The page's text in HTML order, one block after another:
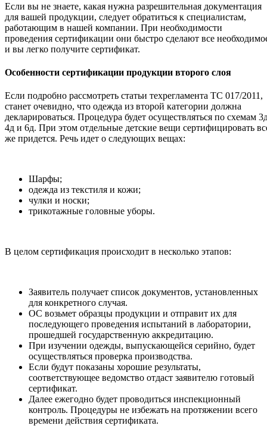
Если вы не знаете, какая нужна разрешительная документация
для вашей продукции, следует обратиться к специалистам,
работающим в нашей компании. При необходимости
проведения сертификации они быстро сделают все
и вы легко получите сертификат.
Особенности сертификации продукции второго слоя
Если подробно рассмотреть статьи техрегламента ТС 017/2011,
станет очевидно, что одежда из второй категории должна
декларироваться. Процедура будет осуществляться по схемам
4д и 6д. При этом отдельные детские вещи сертифицировать
же придется. Речь идет о следующих вещах:
Шарфы;
одежда из текстиля и кожи;
чулки и носки;
трикотажные головные уборы.
В целом сертификация происходит в несколько этапов:
Заявитель получает список документов, установленных
для конкретного случая.
ОС возьмет образцы продукции и отправит их для
последующего проведения испытаний в лаборатории,
прошедшей государственную аккредитацию.
При изучении одежды, выпускающейся серийно, будет
осуществляться проверка производства.
Если будут показаны хорошие результаты,
соответствующее ведомство отдаст заявителю готовый
сертификат.
Далее ежегодно будет проводиться инспекционный
контроль. Процедуры не избежать на протяжении всего
времени действия сертификата.